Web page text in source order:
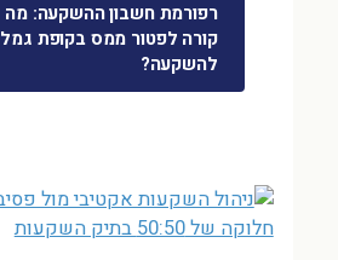
רפורמת חשבון ההשקעה: מה
קורה לפטור ממס בקופת גמל
להשקעה?